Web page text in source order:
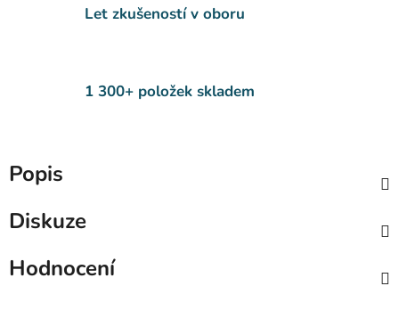
Let zkušeností v oboru
1 300+ položek skladem
Popis
Diskuze
Hodnocení